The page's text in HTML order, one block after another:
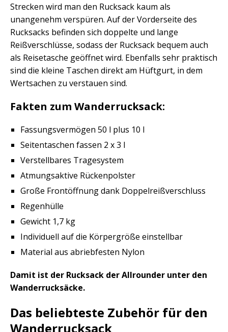
Strecken wird man den Rucksack kaum als
unangenehm verspüren. Auf der Vorderseite des
Rucksacks befinden sich doppelte und lange
Reißverschlüsse, sodass der Rucksack bequem auch
als Reisetasche geöffnet wird. Ebenfalls sehr praktisch
sind die kleine Taschen direkt am Hüftgurt, in dem
Wertsachen zu verstauen sind.
Fakten zum Wanderrucksack:
Fassungsvermögen 50 l plus 10 l
Seitentaschen fassen 2 x 3 l
Verstellbares Tragesystem
Atmungsaktive Rückenpolster
Große Frontöffnung dank Doppelreißverschluss
Regenhülle
Gewicht 1,7 kg
Individuell auf die Körpergröße einstellbar
Material aus abriebfesten Nylon
Damit ist der Rucksack der Allrounder unter den
Wanderrucksäcke.
Das beliebteste Zubehör für den
Wanderrucksack